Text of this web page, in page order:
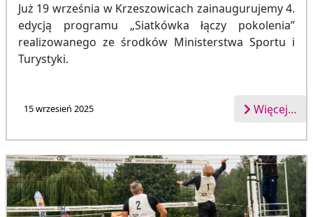
Już 19 września w Krzeszowicach zainaugurujemy 4.
edycją programu „Siatkówka łączy pokolenia”
realizowanego ze środków Ministerstwa Sportu i
Turystyki.
15 wrzesień 2025 Więcej…